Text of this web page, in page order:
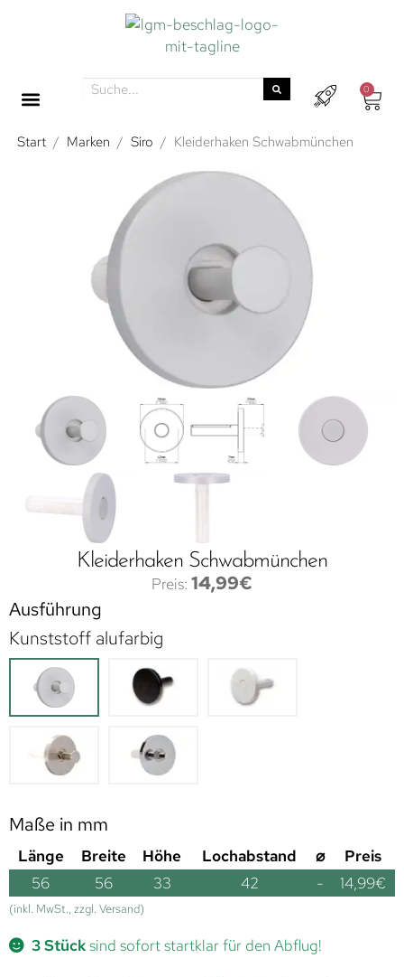
0
Start / Marken / Siro / Kleiderhaken Schwabmünchen
Kleiderhaken Schwabmünchen
14,99€
Ausführung
Kunststoff alufarbig
Maße in mm
Länge Breite Höhe Lochabstand ⌀
Preis
56
56 33 42 - 14,99€
(inkl. MwSt., zzgl. Versand)
3 Stücksind sofort startklar für den Abflug!